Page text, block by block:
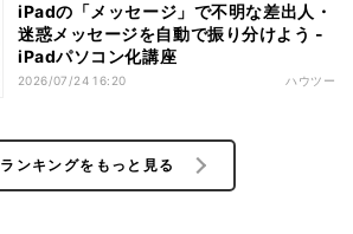
iPadの「メッセージ」で不明な差出人・
迷惑メッセージを自動で振り分けよう -
iPadパソコン化講座
2026/07/24 16:20 ハウツー
ランキングをもっと見る